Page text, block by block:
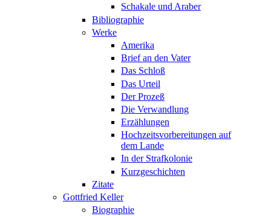
Schakale und Araber
Bibliographie
Werke
Amerika
Brief an den Vater
Das Schloß
Das Urteil
Der Prozeß
Die Verwandlung
Erzählungen
Hochzeitsvorbereitungen auf
dem Lande
In der Strafkolonie
Kurzgeschichten
Zitate
Gottfried Keller
Biographie